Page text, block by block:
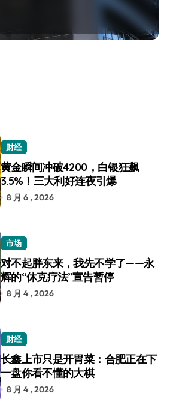
财经
黄金瞬间冲破4200，白银狂飙
3.5%！三大利好连夜引爆
8 月 6 , 2026
市场
对不起胖东来，我先不学了——永
辉的“休克疗法”宣告暂停
8 月 4 , 2026
财经
长鑫上市只是开胃菜：合肥正在下
一盘你看不懂的大棋
8 月 4 , 2026